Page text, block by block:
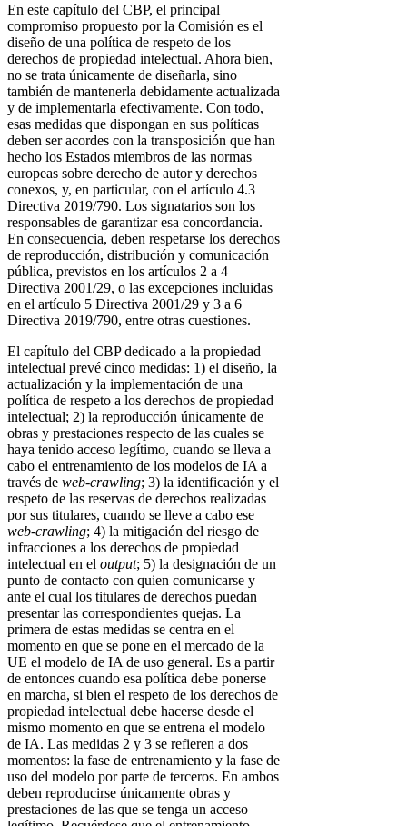
En este capítulo del CBP, el principal
compromiso propuesto por la Comisión es el
diseño de una política de respeto de los
derechos de propiedad intelectual. Ahora bien,
no se trata únicamente de diseñarla, sino
también de mantenerla debidamente actualizada
y de implementarla efectivamente. Con todo,
esas medidas que dispongan en sus políticas
deben ser acordes con la transposición que han
hecho los Estados miembros de las normas
europeas sobre derecho de autor y derechos
conexos, y, en particular, con el artículo 4.3
Directiva 2019/790. Los signatarios son los
responsables de garantizar esa concordancia.
En consecuencia, deben respetarse los derechos
de reproducción, distribución y comunicación
pública, previstos en los artículos 2 a 4
Directiva 2001/29, o las excepciones incluidas
en el artículo 5 Directiva 2001/29 y 3 a 6
Directiva 2019/790, entre otras cuestiones.
El capítulo del CBP dedicado a la propiedad
intelectual prevé cinco medidas: 1) el diseño, la
actualización y la implementación de una
política de respeto a los derechos de propiedad
intelectual; 2) la reproducción únicamente de
obras y prestaciones respecto de las cuales se
haya tenido acceso legítimo, cuando se lleva a
cabo el entrenamiento de los modelos de IA a
través de web-crawling; 3) la identificación y el
respeto de las reservas de derechos realizadas
por sus titulares, cuando se lleve a cabo ese
web-crawling; 4) la mitigación del riesgo de
infracciones a los derechos de propiedad
intelectual en el output; 5) la designación de un
punto de contacto con quien comunicarse y
ante el cual los titulares de derechos puedan
presentar las correspondientes quejas. La
primera de estas medidas se centra en el
momento en que se pone en el mercado de la
UE el modelo de IA de uso general. Es a partir
de entonces cuando esa política debe ponerse
en marcha, si bien el respeto de los derechos de
propiedad intelectual debe hacerse desde el
mismo momento en que se entrena el modelo
de IA. Las medidas 2 y 3 se refieren a dos
momentos: la fase de entrenamiento y la fase de
uso del modelo por parte de terceros. En ambos
deben reproducirse únicamente obras y
prestaciones de las que se tenga un acceso